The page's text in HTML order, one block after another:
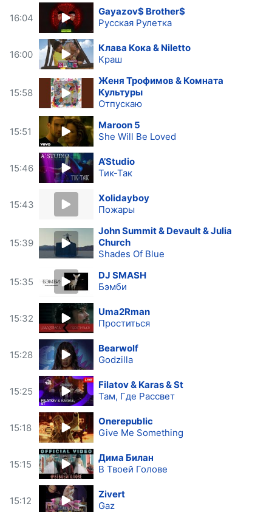
16:04
Gayazov$ Brother$
Русская Рулетка
16:00
Клава Кока & Niletto
Краш
15:58
Женя Трофимов & Комната
Культуры
Отпускаю
15:51
Maroon 5
She Will Be Loved
15:46
A’Studio
Тик-Так
15:43
Xolidayboy
Пожары
15:39
John Summit & Devault & Julia
Church
Shades Of Blue
15:35
DJ SMASH
Бэмби
15:32
Uma2Rman
Проститься
15:28
Bearwolf
Godzilla
15:25
Filatov & Karas & St
Там, Где Рассвет
15:18
Onerepublic
Give Me Something
15:15
Дима Билан
В Твоей Голове
15:12
Zivert
Gaz